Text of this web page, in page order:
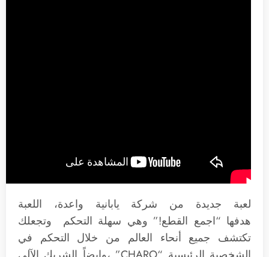
لعبة جديدة من شركة يابانية واعدة، اللعبة
هدفها “اجمع القطع!” وهي سهلة التحكم وتجعلك
تكتشف جميع أنحاء العالم من خلال التحكم في